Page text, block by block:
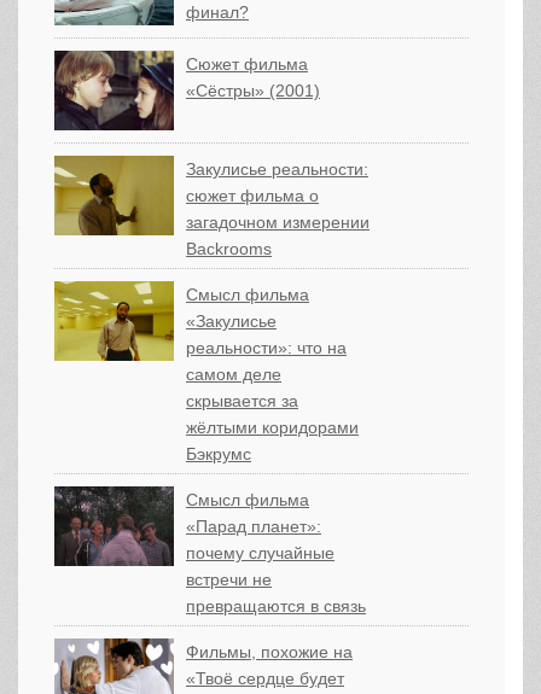
финал?
Сюжет фильма
«Сёстры» (2001)
Закулисье реальности:
сюжет фильма о
загадочном измерении
Backrooms
Смысл фильма
«Закулисье
реальности»: что на
самом деле
скрывается за
жёлтыми коридорами
Бэкрумс
Смысл фильма
«Парад планет»:
почему случайные
встречи не
превращаются в связь
Фильмы, похожие на
«Твоё сердце будет